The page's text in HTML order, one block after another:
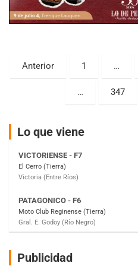
Paginación
de
entradas
Anterior 1 …
… 347
Lo que viene
KDO - F6
ENTRERRIANO - F6 (POSTERGADA)
Parque de la Velocidad (Asfalto)
El Cerro (Tierra)
Victoria (Entre Ríos)
PATAGONICO - F6
Moto Club Reginense (Tierra)
Gral. E. Godoy (Río Negro)
CSK - F7
Juventud Unida (Tierra)
Humboldt (Santa Fe)
Ciudad de Avellaneda (Asfalto)
Publicidad